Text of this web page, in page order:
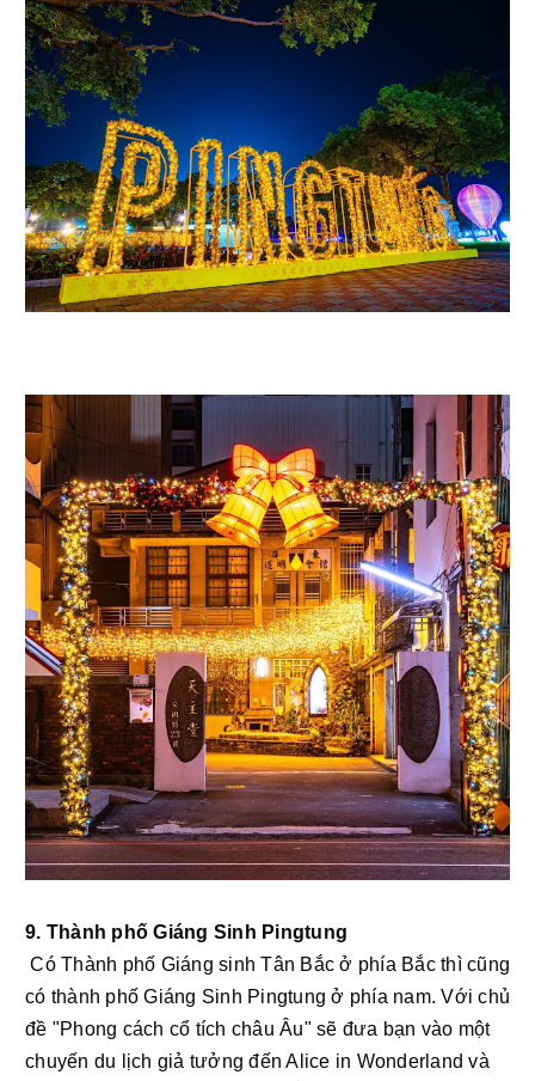
9. Thành phố Giáng Sinh Pingtung
Có Thành phố Giáng sinh Tân Bắc ở phía Bắc thì cũng
có thành phố Giáng Sinh Pingtung ở phía nam. Với chủ
đề "Phong cách cổ tích châu Âu" sẽ đưa bạn vào một
chuyến du lịch giả tưởng đến Alice in Wonderland và